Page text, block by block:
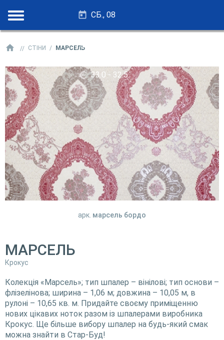
СБ., 08
33.0 - 32.5
СТІНИ МАРСЕЛЬ
арк. марсель бордо
МАРСЕЛЬ
Крокус
Колекція «Марсель»; тип шпалер – вінілові; тип основи –
флізелінова; ширина – 1,06 м; довжина – 10,05 м, в
рулоні – 10,65 кв. м. Придайте своєму приміщенню
нових цікавих ноток разом із шпалерами виробника
Крокус. Ще більше вибору шпалер на будь-який смак
можна знайти в Стар-Буд!